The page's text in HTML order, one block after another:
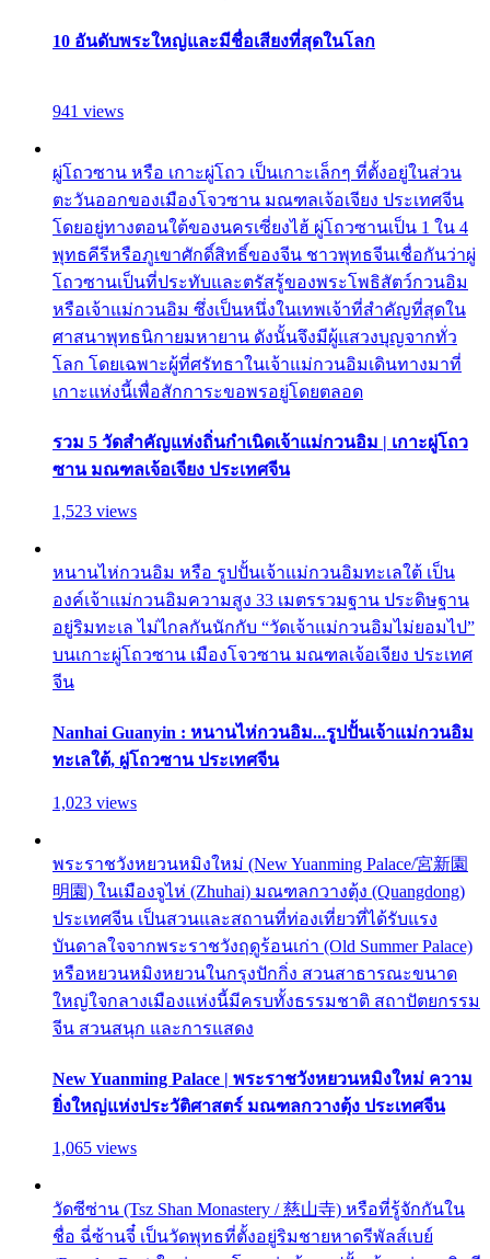
10 อันดับพระใหญ่และมีชื่อเสียงที่สุดในโลก
941 views
ผู่โถวซาน หรือ เกาะผู่โถว เป็นเกาะเล็กๆ ที่ตั้งอยู่ในส่วน
ตะวันออกของเมืองโจวซาน มณฑลเจ้อเจียง ประเทศจีน
โดยอยู่ทางตอนใต้ของนครเซี่ยงไฮ้ ผู่โถวซานเป็น 1 ใน 4
พุทธคีรีหรือภูเขาศักดิ์สิทธิ์ของจีน ชาวพุทธจีนเชื่อกันว่าผู่
โถวซานเป็นที่ประทับและตรัสรู้ของพระโพธิสัตว์กวนอิม
หรือเจ้าแม่กวนอิม ซึ่งเป็นหนึ่งในเทพเจ้าที่สำคัญที่สุดใน
ศาสนาพุทธนิกายมหายาน ดังนั้นจึงมีผู้แสวงบุญจากทั่ว
โลก โดยเฉพาะผู้ที่ศรัทธาในเจ้าแม่กวนอิมเดินทางมาที่
เกาะแห่งนี้เพื่อสักการะขอพรอยู่โดยตลอด
รวม 5 วัดสำคัญแห่งถิ่นกำเนิดเจ้าแม่กวนอิม | เกาะผู่โถว
ซาน มณฑลเจ้อเจียง ประเทศจีน
1,523 views
หนานไห่กวนอิม หรือ รูปปั้นเจ้าแม่กวนอิมทะเลใต้ เป็น
องค์เจ้าแม่กวนอิมความสูง 33 เมตรรวมฐาน ประดิษฐาน
อยู่ริมทะเล ไม่ไกลกันนักกับ “วัดเจ้าแม่กวนอิมไม่ยอมไป”
บนเกาะผู่โถวซาน เมืองโจวซาน มณฑลเจ้อเจียง ประเทศ
จีน
Nanhai Guanyin : หนานไห่กวนอิม...รูปปั้นเจ้าแม่กวนอิม
ทะเลใต้, ผู่โถวซาน ประเทศจีน
1,023 views
พระราชวังหยวนหมิงใหม่ (New Yuanming Palace/宮新園
明園) ในเมืองจูไห่ (Zhuhai) มณฑลกวางตุ้ง (Quangdong)
ประเทศจีน เป็นสวนและสถานที่ท่องเที่ยวที่ได้รับแรง
บันดาลใจจากพระราชวังฤดูร้อนเก่า (Old Summer Palace)
หรือหยวนหมิงหยวนในกรุงปักกิ่ง สวนสาธารณะขนาด
ใหญ่ใจกลางเมืองแห่งนี้มีครบทั้งธรรมชาติ สถาปัตยกรรม
จีน สวนสนุก และการแสดง
New Yuanming Palace | พระราชวังหยวนหมิงใหม่ ความ
ยิ่งใหญ่แห่งประวัติศาสตร์ มณฑลกวางตุ้ง ประเทศจีน
1,065 views
วัดซีซ่าน (Tsz Shan Monastery / 慈山寺) หรือที่รู้จักกันใน
ชื่อ ฉี่ซ้านจี๋ เป็นวัดพุทธที่ตั้งอยู่ริมชายหาดรีพัลส์เบย์